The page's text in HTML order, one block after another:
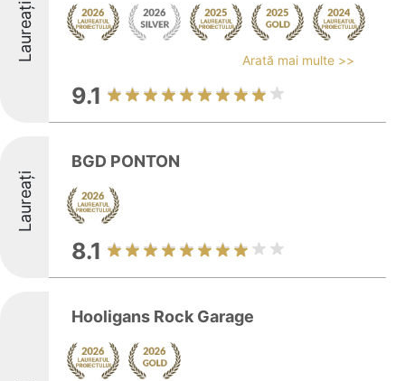
Laureați Arată mai multe >>
9.1
Laureați
BGD PONTON
8.1
Hooligans Rock Garage